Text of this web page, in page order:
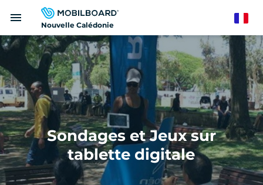
principal
Nouvelle Calédonie
menu
Sondages et Jeux sur
tablette digitale